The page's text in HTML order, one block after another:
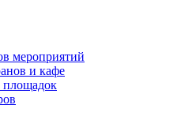
мероприятий
и кафе
площадок